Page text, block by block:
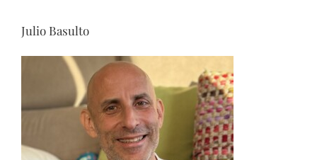
Julio Basulto